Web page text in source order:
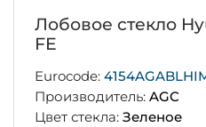
Лобовое стекло
FE
Eurocode:
Производитель: AGC
Цвет стекла: Зеленое